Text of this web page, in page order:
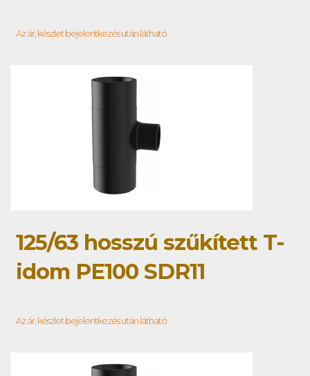
Az ár, készlet bejelentkezés után látható
125/63 hosszú szűkített T-
idom PE100 SDR11
Az ár, készlet bejelentkezés után látható